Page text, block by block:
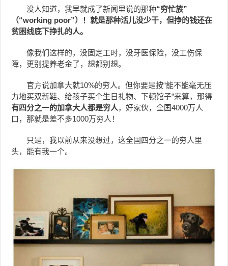
没人知道，我早就成了新闻里说的那种“穷忙族”
（“working poor”）！就是那种活儿没少干，但挣的钱还在
贫困线底下挣扎的人。
像我们这样的，没固定工时，没牙医保险，没工伤保
障，更别提养老金了，想都别想。
官方说加拿大就10%的穷人。但你要是按“能不能毫无压
力地买双新鞋、给孩子买个生日礼物、下顿馆子”来算，那得
有四分之一的加拿大人都是穷人，好家伙，全国4000万人
口，那就是差不多1000万穷人！
只是，我以前从来没想过，这全国四分之一的穷人里
头，能有我一个。